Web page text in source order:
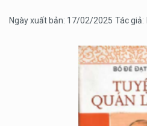
Ngày xuất bản: 17/02/2025 Tác giả: